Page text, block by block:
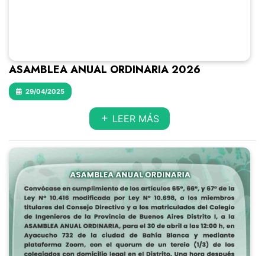
ASAMBLEA ANUAL ORDINARIA 2026
29/04/2025
LEER MÁS